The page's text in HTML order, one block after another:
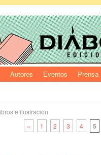
Autores Eventos Prensa
e ilustración
«
1 2 3 4 5